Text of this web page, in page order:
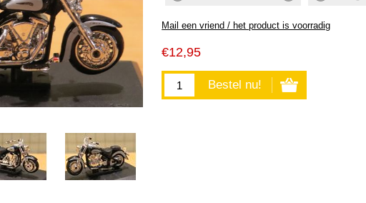
€12,95